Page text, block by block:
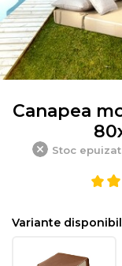
Canapea
Stoc epuizat
Variante